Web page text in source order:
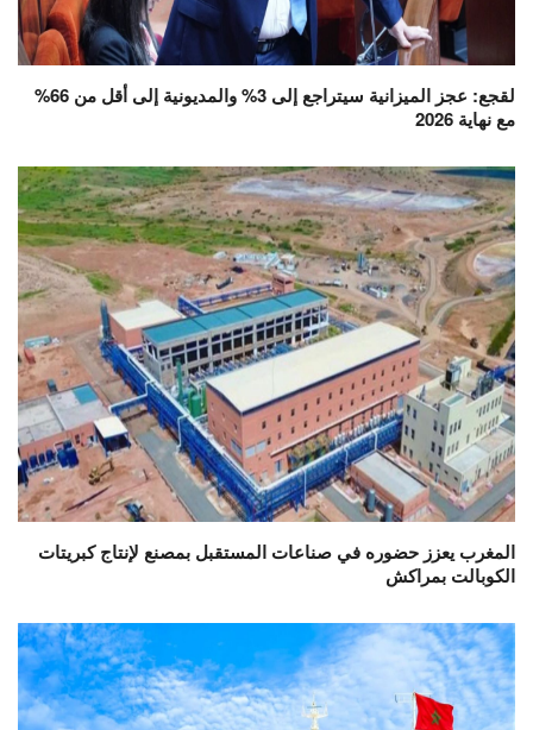
لقجع: عجز الميزانية سيتراجع إلى 3% والمديونية إلى أقل من 66%
مع نهاية 2026
المغرب يعزز حضوره في صناعات المستقبل بمصنع لإنتاج كبريتات
الكوبالت بمراكش